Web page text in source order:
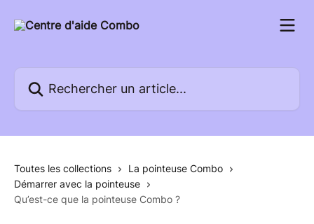
Toutes les collections
La pointeuse Combo
Démarrer avec la pointeuse
Qu’est-ce que la pointeuse Combo ?